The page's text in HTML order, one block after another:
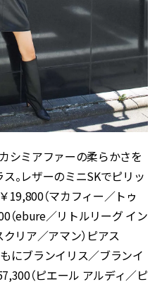
シミアファーの柔らかさを
。レザーのミニSKでピリッ
19,800（マカフィー／トゥ
（ebure／リトルリーグ イン
クリア／アマン）ピアス
にブランイリス／ブランイ
（ピエール アルディ／ピ